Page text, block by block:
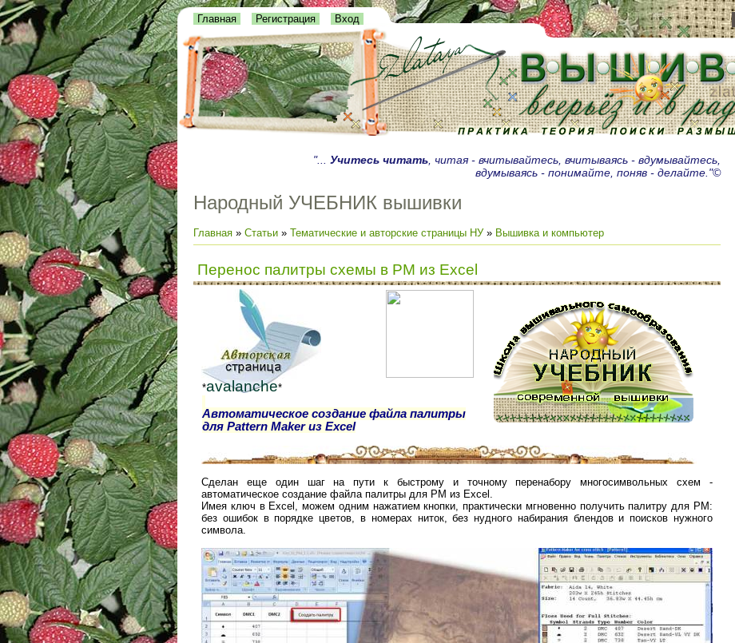
Главная Регистрация Вход
"... Учитесь читать , читая - вчитывайтесь, вчитываясь - вдумывайтесь,
вдумываясь - понимайте, поняв - делайте."©
Народный УЧЕБНИК вышивки
Главная » Статьи » Тематические и авторские страницы НУ» Вышивка и компьютер
Перенос палитры схемы в РМ из Excel
*avalanche*
Автоматическое создание файла палитры
для Pattern Maker из Excel
Сделан еще один шаг на пути к быстрому и точному перенабору многосимвольных схем -
автоматическое создание файла палитры для PM из Excel.
Имея ключ в Excel, можем одним нажатием кнопки, практически мгновенно получить палитру для PM:
без ошибок в порядке цветов, в номерах ниток, без нудного набирания блендов и поисков нужного
символа.